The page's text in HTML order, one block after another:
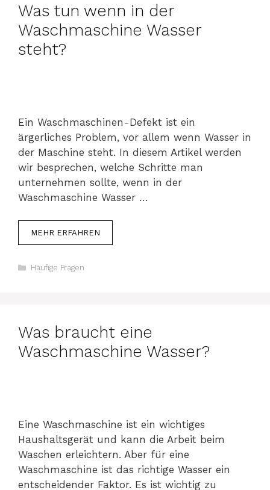
Was tun wenn in der
Waschmaschine Wasser
steht?
Ein Waschmaschinen-Defekt ist ein
ärgerliches Problem, vor allem wenn Wasser in
der Maschine steht. In diesem Artikel werden
wir besprechen, welche Schritte man
unternehmen sollte, wenn in der
Waschmaschine Wasser …
MEHR ERFAHREN
Kategorien
Häufige Fragen
Was braucht eine
Waschmaschine Wasser?
Eine Waschmaschine ist ein wichtiges
Haushaltsgerät und kann die Arbeit beim
Waschen erleichtern. Aber für eine
Waschmaschine ist das richtige Wasser ein
entscheidender Faktor. Es ist wichtig zu